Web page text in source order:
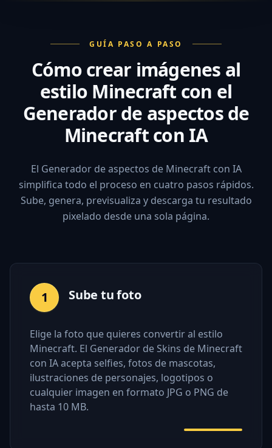
GUÍA PASO A PASO
Cómo crear imágenes al
estilo Minecraft con el
Generador de aspectos de
Minecraft con IA
El Generador de aspectos de Minecraft con IA
simplifica todo el proceso en cuatro pasos rápidos.
Sube, genera, previsualiza y descarga tu resultado
pixelado desde una sola página.
1 Sube tu foto
Elige la foto que quieres convertir al estilo
Minecraft. El Generador de Skins de Minecraft
con IA acepta selfies, fotos de mascotas,
ilustraciones de personajes, logotipos o
cualquier imagen en formato JPG o PNG de
hasta 10 MB.